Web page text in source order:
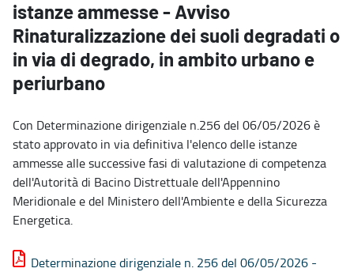
istanze ammesse - Avviso
Rinaturalizzazione dei suoli degradati o
in via di degrado, in ambito urbano e
periurbano
Con Determinazione dirigenziale n.256 del 06/05/2026 è
stato approvato in via definitiva l'elenco delle istanze
ammesse alle successive fasi di valutazione di competenza
dell'Autorità di Bacino Distrettuale dell'Appennino
Meridionale e del Ministero dell'Ambiente e della Sicurezza
Energetica.
Determinazione dirigenziale n. 256 del 06/05/2026 -